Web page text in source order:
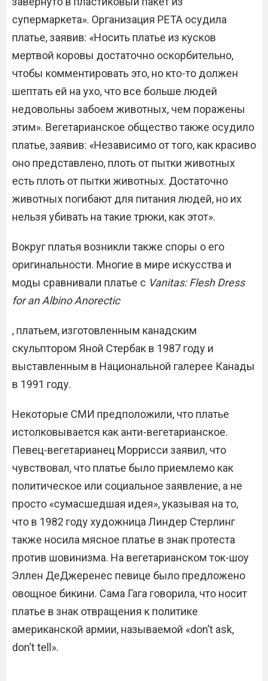
супермаркета». Организация PETA осудила
платье, заявив: «Носить платье из кусков
мертвой коровы достаточно оскорбительно,
чтобы комментировать это, но кто-то должен
шептать ей на ухо, что все больше людей
недовольны забоем животных, чем поражены
этим». Вегетарианское общество также осудило
платье, заявив: «Независимо от того, как красиво
оно представлено, плоть от пытки животных
есть плоть от пытки животных. Достаточно
животных погибают для питания людей, но их
нельзя убивать на такие трюки, как этот».
Вокруг платья возникли также споры о его
оригинальности. Многие в мире искусства и
моды сравнивали платье с Vanitas: Flesh Dress
for an Albino Anorectic
, платьем, изготовленным канадским
скульптором Яной Стербак в 1987 году и
выставленным в Национальной галерее Канады
в 1991 году.
Некоторые СМИ предположили, что платье
истолковывается как анти-вегетарианское.
Певец-вегетарианец Моррисси заявил, что
чувствовал, что платье было приемлемо как
политическое или социальное заявление, а не
просто «сумасшедшая идея», указывая на то,
что в 1982 году художница Линдер Стерлинг
также носила мясное платье в знак протеста
против шовинизма. На вегетарианском ток-шоу
Эллен ДеДжеренес певице было предложено
овощное бикини. Сама Гага говорила, что носит
платье в знак отвращения к политике
американской армии, называемой «don’t ask,
don’t tell».